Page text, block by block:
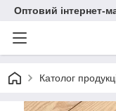
Оптовий інтернет-
Католог